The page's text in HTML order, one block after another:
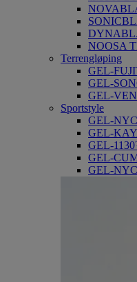
NOOSA
Terrengløping
GEL-
GEL-
GEL-
Sportstyle
GEL-
GEL-
GEL-
GEL-
GEL-